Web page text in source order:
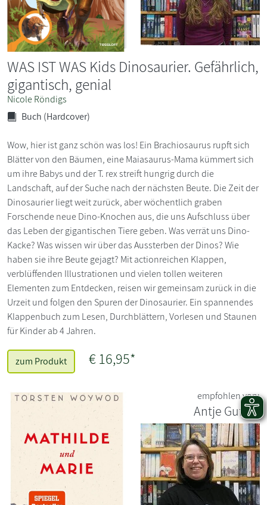
WAS IST WAS Kids Dinosaurier. Gefährlich,
gigantisch, genial
Nicole Röndigs
Buch (Hardcover)
Wow, hier ist ganz schön was los! Ein Brachiosaurus rupft sich
Blätter von den Bäumen, eine Maiasaurus-Mama kümmert sich
um ihre Babys und der T. rex streift hungrig durch die
Landschaft, auf der Suche nach der nächsten Beute. Die Zeit der
Dinosaurier liegt weit zurück, aber wöchentlich graben
Forschende neue Dino-Knochen aus, die uns Aufschluss über
das Leben der gigantischen Tiere geben. Was verrät uns Dino-
Kacke? Was wissen wir über das Aussterben der Dinos? Wie
haben sie ihre Beute gejagt? Mit actionreichen Klappen,
verblüffenden Illustrationen und vielen tollen weiteren
Elementen zum Entdecken, reisen wir gemeinsam zurück in die
Urzeit und folgen den Spuren der Dinosaurier. Ein spannendes
Klappenbuch zum Lesen, Durchblättern, Vorlesen und Staunen
für Kinder ab 4 Jahren.
zum Produkt € 16,95*
empfohlen von:
Antje Guffler